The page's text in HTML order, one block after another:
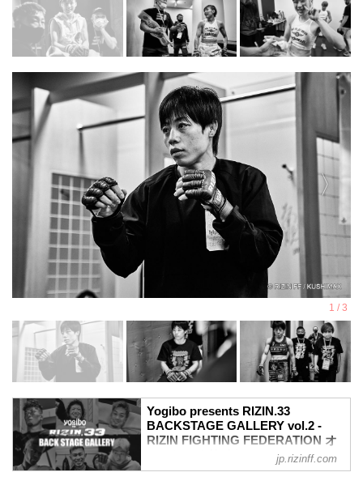
Yogibo presents RIZIN.33
BACKSTAGE GALLERY vol.2 -
RIZIN FIGHTING FEDERATION オ
jp.rizinff.com